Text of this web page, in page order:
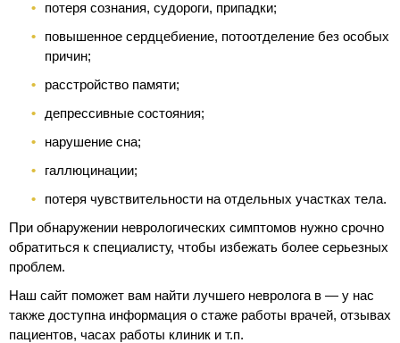
потеря сознания, судороги, припадки;
повышенное сердцебиение, потоотделение без особых
причин;
расстройство памяти;
депрессивные состояния;
нарушение сна;
галлюцинации;
потеря чувствительности на отдельных участках тела.
При обнаружении неврологических симптомов нужно срочно
обратиться к специалисту, чтобы избежать более серьезных
проблем.
Наш сайт поможет вам найти лучшего невролога в — у нас
также доступна информация о стаже работы врачей, отзывах
пациентов, часах работы клиник и т.п.